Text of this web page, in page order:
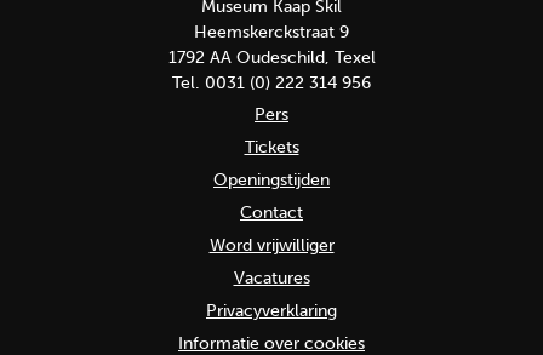
Museum Kaap Skil
Heemskerckstraat 9
1792 AA Oudeschild, Texel
Tel. 0031 (0) 222 314 956
Pers
Tickets
Openingstijden
Contact
Word vrijwilliger
Vacatures
Privacyverklaring
Informatie over cookies